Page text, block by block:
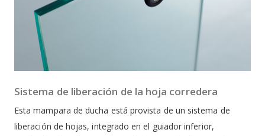
Sistema de liberación de la hoja corredera
Esta mampara de ducha está provista de un sistema de
liberación de hojas, integrado en el guiador inferior,